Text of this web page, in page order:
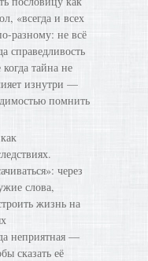
«всегда и всех
разному: не всё
справедливость
тайна не
изнутри —
помнить
через
слова,
жизнь на
неприятная —
сказать её